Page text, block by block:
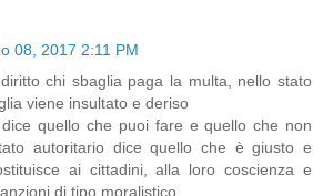
08, 2017 2:11 PM
chi sbaglia paga la multa, nello stato
viene insultato e deriso
quello che puoi fare e quello che non
autoritario dice quello che è giusto e
ai cittadini, alla loro coscienza e
di tipo moralistico